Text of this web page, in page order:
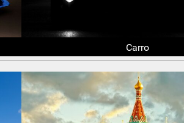
Carro